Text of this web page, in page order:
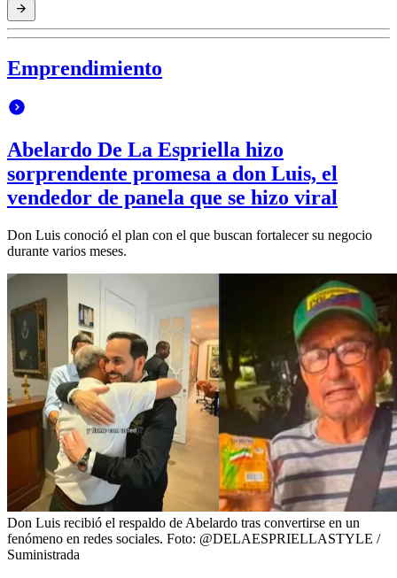
Emprendimiento
Abelardo De La Espriella hizo
sorprendente promesa a don Luis, el
vendedor de panela que se hizo viral
Don Luis conoció el plan con el que buscan fortalecer su negocio
durante varios meses.
Don Luis recibió el respaldo de Abelardo tras convertirse en un
fenómeno en redes sociales. Foto: @DELAESPRIELLASTYLE /
Suministrada